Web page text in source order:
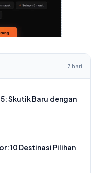
7 hari
Skutik Baru dengan
10 Destinasi Pilihan